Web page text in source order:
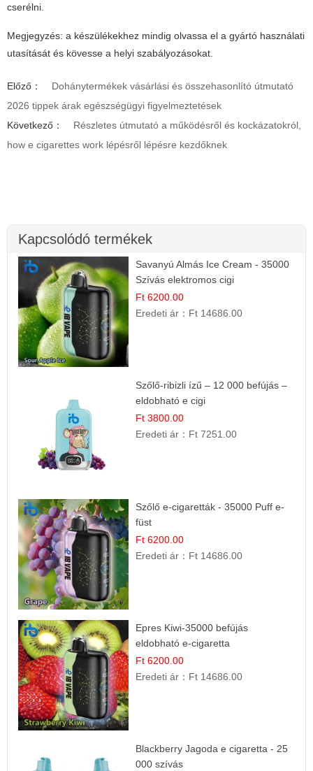
cserélni.
Megjegyzés: a készülékekhez mindig olvassa el a gyártó használati
utasítását és kövesse a helyi szabályozásokat.
Előző：
Dohánytermékek vásárlási és összehasonlító útmutató
2026 tippek árak egészségügyi figyelmeztetések
Következő：
Részletes útmutató a működésről és kockázatokról,
how e cigarettes work lépésről lépésre kezdőknek
Kapcsolódó termékek
Savanyú Almás Ice Cream - 35000
Szívás elektromos cigi
Ft 6200.00
Eredeti ár： Ft 14686.00
Szőlő-ribizli ízű – 12 000 befújás –
eldobható e cigi
Ft 3800.00
Eredeti ár： Ft 7251.00
Szőlő e-cigaretták - 35000 Puff e-
füst
Ft 6200.00
Eredeti ár： Ft 14686.00
Epres Kiwi-35000 befújás
eldobható e-cigaretta
Ft 6200.00
Eredeti ár： Ft 14686.00
Blackberry Jagoda e cigaretta - 25
000 szívás